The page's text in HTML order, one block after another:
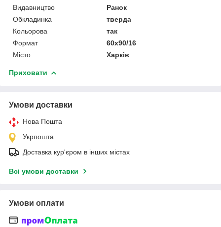
Видавництво
Ранок
Обкладинка
тверда
Кольорова
так
Формат
60х90/16
Місто
Харків
Приховати
Умови доставки
Нова Пошта
Укрпошта
Доставка кур'єром в інших містах
Всі умови доставки
Умови оплати